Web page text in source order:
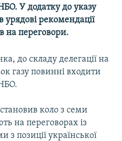
У додатку до указу
урядові рекомендації
на переговори.
до складу делегації на
газу повинні входити
коло з семи
на переговорах із
позиції української